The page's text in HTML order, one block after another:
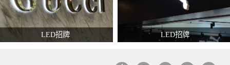
LED招牌 LED招牌